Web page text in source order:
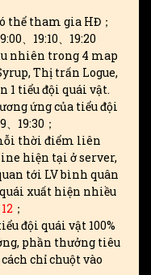
thể tham gia HĐ；
、19:10、19:20
nhiên trong 4 map
Thị trấn Logue,
1 tiểu đội quái vật.
ứng của tiểu đội
19:30；
thời điểm liên
hiện tại ở server,
tới LV bình quân
quái xuất hiện nhiều
12 ；
đội quái vật 100%
phần thưởng tiêu
chỉ chuột vào